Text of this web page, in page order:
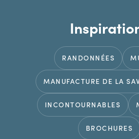
RANDONNÉES
MANUFACTURE DE LA
INCONTOURNABLES
BROCHURES